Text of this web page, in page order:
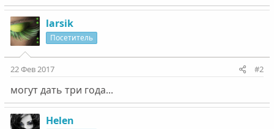
larsik
Посетитель
22 Фев 2017 #2
могут дать три года...
Helen